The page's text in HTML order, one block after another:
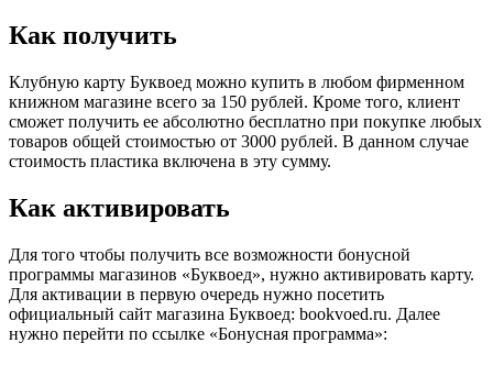
Как получить
Клубную карту Буквоед можно купить в любом фирменном
книжном магазине всего за 150 рублей. Кроме того, клиент
сможет получить ее абсолютно бесплатно при покупке любых
товаров общей стоимостью от 3000 рублей. В данном случае
стоимость пластика включена в эту сумму.
Как активировать
Для того чтобы получить все возможности бонусной
программы магазинов «Буквоед», нужно активировать карту.
Для активации в первую очередь нужно посетить
официальный сайт магазина Буквоед: bookvoed.ru. Далее
нужно перейти по ссылке «Бонусная программа»: